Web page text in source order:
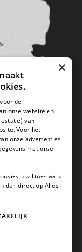
×
de
onze website en
van
Voor het
onze advertenties
met onze
u wil toestaan.
dan direct op Alles